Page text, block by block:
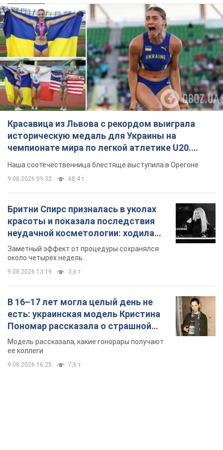
Красавица из Львова с рекордом выиграла
историческую медаль для Украины на
чемпионате мира по легкой атлетике U20.
Видео
Наша соотечественница блестяще выступила в Орегоне
9.08.2026 09:32 68,4 т.
Бритни Спирс призналась в уколах
красоты и показала последствия
неудачной косметологии: ходила
так почти месяц
Заметный эффект от процедуры сохранялся
около четырех недель
9.08.2026 13:19 3,6 т.
В 16–17 лет могла целый день не
есть: украинская модель Кристина
Пономар рассказала о страшной
стороне модельной карьеры
Модель рассказала, какие гонорары получают
ее коллеги
9.08.2026 16:25 7,6 т.